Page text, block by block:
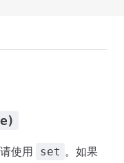
使用 set 。如果